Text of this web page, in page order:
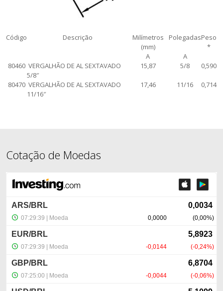
Código Descrição
Milímetros
(mm)
PolegadasPeso
*
A
A
80460 VERGALHÃO DE AL SEXTAVADO
5/8″
15,87 5/8 0,590
80470 VERGALHÃO DE AL SEXTAVADO
11/16″
17,46 11/16 0,714
Cotação de Moedas